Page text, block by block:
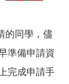
的同學，儘
準備申請資
完成申請手